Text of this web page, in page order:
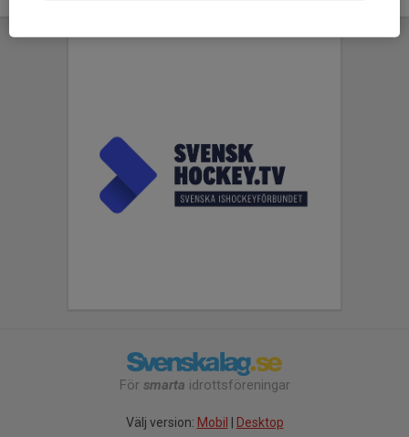
För smarta idrottsföreningar
Välj version: Mobil Desktop